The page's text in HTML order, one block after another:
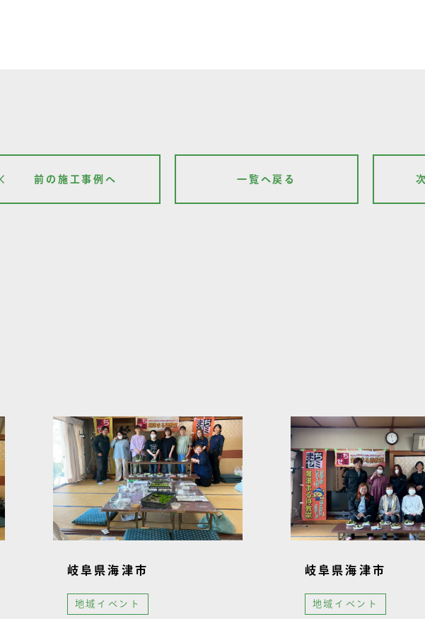
前の施工事例へ 一覧へ戻る
岐阜県海津市
地域イベント
岐阜県海津市
地域イベント